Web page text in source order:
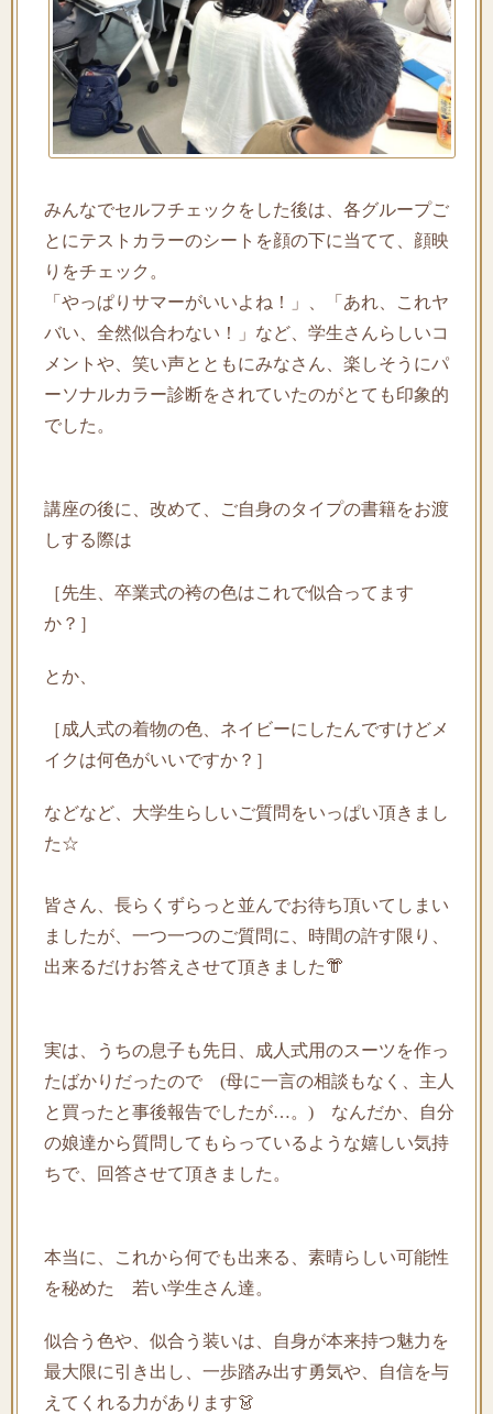
みんなでセルフチェックをした後は、各グループご
とにテストカラーのシートを顔の下に当てて、顔映
りをチェック。
「やっぱりサマーがいいよね！」、「あれ、これヤ
バい、全然似合わない！」など、学生さんらしいコ
メントや、笑い声とともにみなさん、楽しそうにパ
ーソナルカラー診断をされていたのがとても印象的
でした。
講座の後に、改めて、ご自身のタイプの書籍をお渡
しする際は
［先生、卒業式の袴の色はこれで似合ってます
か？］
とか、
［成人式の着物の色、ネイビーにしたんですけどメ
イクは何色がいいですか？］
などなど、大学生らしいご質問をいっぱい頂きまし
た☆
皆さん、長らくずらっと並んでお待ち頂いてしまい
ましたが、一つ一つのご質問に、時間の許す限り、
出来るだけお答えさせて頂きました👘
実は、うちの息子も先日、成人式用のスーツを作っ
たばかりだったので (母に一言の相談もなく、主人
と買ったと事後報告でしたが…。) なんだか、自分
の娘達から質問してもらっているような嬉しい気持
ちで、回答させて頂きました。
本当に、これから何でも出来る、素晴らしい可能性
を秘めた 若い学生さん達。
似合う色や、似合う装いは、自身が本来持つ魅力を
最大限に引き出し、一歩踏み出す勇気や、自信を与
えてくれる力があります👗